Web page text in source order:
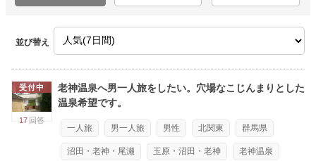
並び替え
受付中
17 回答
老神温泉へ男一人旅をしたい。穴場なこじんまりとした
温泉希望です。
一人旅 男一人旅 男性 北関東 群馬県
沼田・老神・尾瀬 玉原・沼田・老神 老神温泉